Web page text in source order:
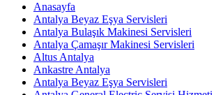
Anasayfa
Antalya Beyaz Eşya Servisleri
Antalya Bulaşık Makinesi Servisleri
Antalya Çamaşır Makinesi Servisleri
Altus Antalya
Ankastre Antalya
Antalya Beyaz Eşya Servisleri